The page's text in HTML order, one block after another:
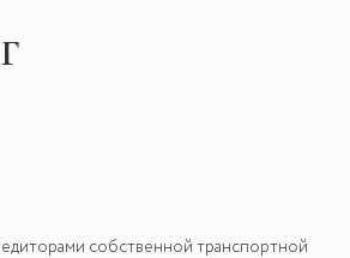
собственной транспортной